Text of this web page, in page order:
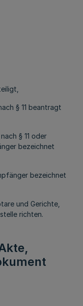
§ 11 beantragt
§ 11 oder
bezeichnet
bezeichnet
und Gerichte,
richten.